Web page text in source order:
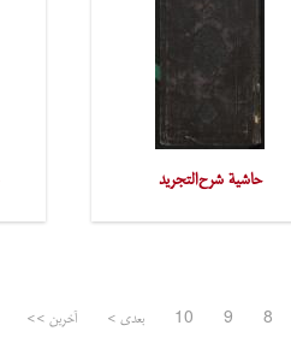
حاشیة شرح‌التجرید
8
9
10 بعدی > آخرین >>